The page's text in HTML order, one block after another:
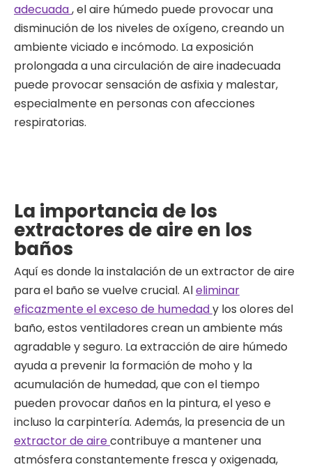
adecuada, el aire húmedo puede provocar una
disminución de los niveles de oxígeno, creando un
ambiente viciado e incómodo. La exposición
prolongada a una circulación de aire inadecuada
puede provocar sensación de asfixia y malestar,
especialmente en personas con afecciones
respiratorias.
La importancia de los
extractores de aire en los
baños
Aquí es donde la instalación de un extractor de aire
para el baño se vuelve crucial. Aleliminar
eficazmente el exceso de humedady los olores del
baño, estos ventiladores crean un ambiente más
agradable y seguro. La extracción de aire húmedo
ayuda a prevenir la formación de moho y la
acumulación de humedad, que con el tiempo
pueden provocar daños en la pintura, el yeso e
incluso la carpintería. Además, la presencia de un
extractor de airecontribuye a mantener una
atmósfera constantemente fresca y oxigenada,